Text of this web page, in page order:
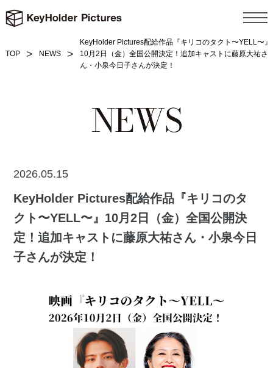
TOP NEWS
KeyHolder Pictures配給作品『キリコのタクト〜YELL〜』
10月2日（金）全国公開決定！追加キャストに藤原大祐さ
ん・小泉今日子さんが決定！
2026.05.15
KeyHolder Pictures配給作品『キリコのタ
クト〜YELL〜』10月2日（金）全国公開決
定！追加キャストに藤原大祐さん・小泉今日
子さんが決定！